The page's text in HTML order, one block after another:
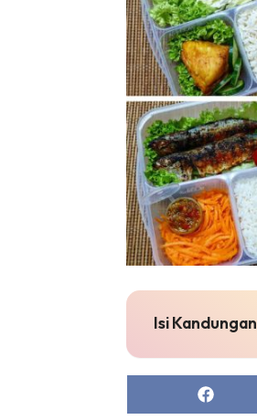
Isi Kandungan
Share
on